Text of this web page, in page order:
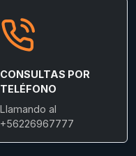
CONSULTAS POR
TELÉFONO
Llamando al
+56226967777